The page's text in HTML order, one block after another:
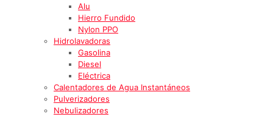
Alu
Hierro Fundido
Nylon PPO
Hidrolavadoras
Gasolina
Diesel
Eléctrica
Calentadores de Agua Instantáneos
Pulverizadores
Nebulizadores